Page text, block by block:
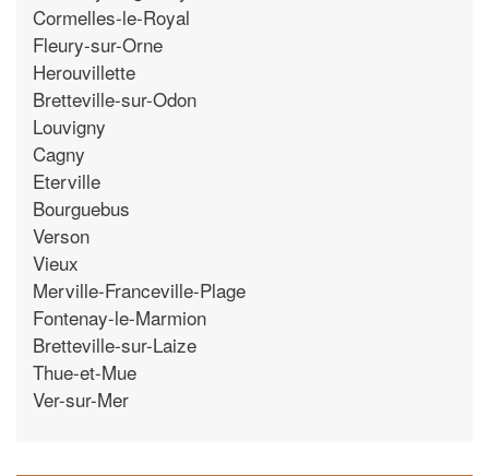
Cormelles-le-Royal
Fleury-sur-Orne
Herouvillette
Bretteville-sur-Odon
Louvigny
Cagny
Eterville
Bourguebus
Verson
Vieux
Merville-Franceville-Plage
Fontenay-le-Marmion
Bretteville-sur-Laize
Thue-et-Mue
Ver-sur-Mer